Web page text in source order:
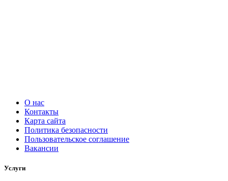
О нас
Контакты
Карта сайта
Политика безопасности
Пользовательское соглашение
Вакансии
Услуги